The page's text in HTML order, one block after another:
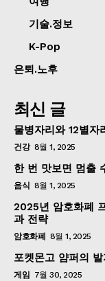
기술.정보
K-Pop
은퇴.노후
최신 글
물병자리와 12별
건강 8월 1, 2025
한 번 맛보면 멈출
음식 8월 1, 2025
2025년 암호화폐
과 전략
암호화폐 8월 1, 2025
포켓몬고 얌퍼의
게임 7월 30, 2025